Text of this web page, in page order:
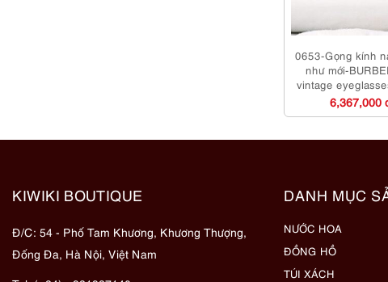
0653-Gọng kính
như mới-
vintage
6,367,000
KIWIKI BOUTIQUE
Đ/C: 54 - Phố Tam Khương, Khương Thượng,
Đống Đa, Hà Nội, Việt Nam
DANH MỤC
NƯỚC HOA
ĐỒNG HỒ
TÚI XÁCH